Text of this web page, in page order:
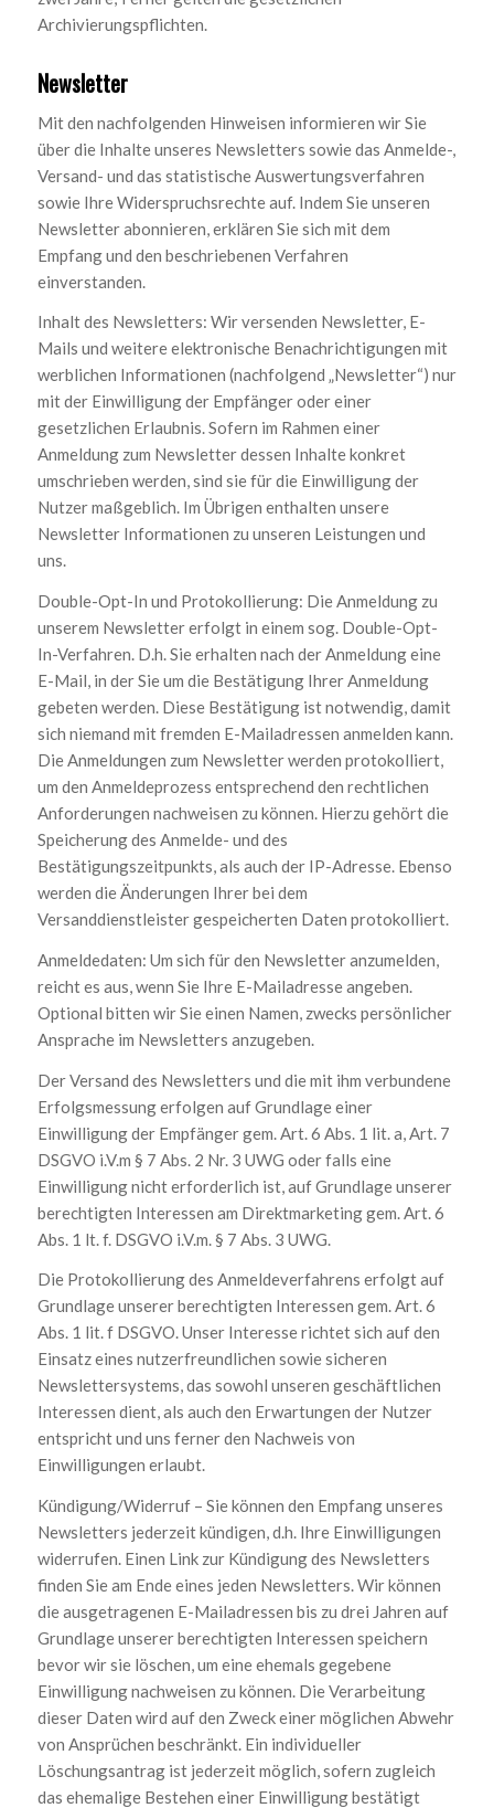
Archivierungspflichten.
Newsletter
Mit den nachfolgenden Hinweisen informieren wir Sie
über die Inhalte unseres Newsletters sowie das Anmelde-,
Versand- und das statistische Auswertungsverfahren
sowie Ihre Widerspruchsrechte auf. Indem Sie unseren
Newsletter abonnieren, erklären Sie sich mit dem
Empfang und den beschriebenen Verfahren
einverstanden.
Inhalt des Newsletters: Wir versenden Newsletter, E-
Mails und weitere elektronische Benachrichtigungen mit
werblichen Informationen (nachfolgend „Newsletter“) nur
mit der Einwilligung der Empfänger oder einer
gesetzlichen Erlaubnis. Sofern im Rahmen einer
Anmeldung zum Newsletter dessen Inhalte konkret
umschrieben werden, sind sie für die Einwilligung der
Nutzer maßgeblich. Im Übrigen enthalten unsere
Newsletter Informationen zu unseren Leistungen und
uns.
Double-Opt-In und Protokollierung: Die Anmeldung zu
unserem Newsletter erfolgt in einem sog. Double-Opt-
In-Verfahren. D.h. Sie erhalten nach der Anmeldung eine
E-Mail, in der Sie um die Bestätigung Ihrer Anmeldung
gebeten werden. Diese Bestätigung ist notwendig, damit
sich niemand mit fremden E-Mailadressen anmelden kann.
Die Anmeldungen zum Newsletter werden protokolliert,
um den Anmeldeprozess entsprechend den rechtlichen
Anforderungen nachweisen zu können. Hierzu gehört die
Speicherung des Anmelde- und des
Bestätigungszeitpunkts, als auch der IP-Adresse. Ebenso
werden die Änderungen Ihrer bei dem
Versanddienstleister gespeicherten Daten protokolliert.
Anmeldedaten: Um sich für den Newsletter anzumelden,
reicht es aus, wenn Sie Ihre E-Mailadresse angeben.
Optional bitten wir Sie einen Namen, zwecks persönlicher
Ansprache im Newsletters anzugeben.
Der Versand des Newsletters und die mit ihm verbundene
Erfolgsmessung erfolgen auf Grundlage einer
Einwilligung der Empfänger gem. Art. 6 Abs. 1 lit. a, Art. 7
DSGVO i.V.m § 7 Abs. 2 Nr. 3 UWG oder falls eine
Einwilligung nicht erforderlich ist, auf Grundlage unserer
berechtigten Interessen am Direktmarketing gem. Art. 6
Abs. 1 lt. f. DSGVO i.V.m. § 7 Abs. 3 UWG.
Die Protokollierung des Anmeldeverfahrens erfolgt auf
Grundlage unserer berechtigten Interessen gem. Art. 6
Abs. 1 lit. f DSGVO. Unser Interesse richtet sich auf den
Einsatz eines nutzerfreundlichen sowie sicheren
Newslettersystems, das sowohl unseren geschäftlichen
Interessen dient, als auch den Erwartungen der Nutzer
entspricht und uns ferner den Nachweis von
Einwilligungen erlaubt.
Kündigung/Widerruf – Sie können den Empfang unseres
Newsletters jederzeit kündigen, d.h. Ihre Einwilligungen
widerrufen. Einen Link zur Kündigung des Newsletters
finden Sie am Ende eines jeden Newsletters. Wir können
die ausgetragenen E-Mailadressen bis zu drei Jahren auf
Grundlage unserer berechtigten Interessen speichern
bevor wir sie löschen, um eine ehemals gegebene
Einwilligung nachweisen zu können. Die Verarbeitung
dieser Daten wird auf den Zweck einer möglichen Abwehr
von Ansprüchen beschränkt. Ein individueller
Löschungsantrag ist jederzeit möglich, sofern zugleich
das ehemalige Bestehen einer Einwilligung bestätigt